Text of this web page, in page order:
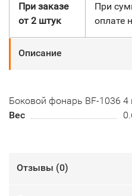
При заказе
от 2 штук
При
оплате
Описание
Боковой фонарь BF-1036 4
Вес
Отзывы (0)